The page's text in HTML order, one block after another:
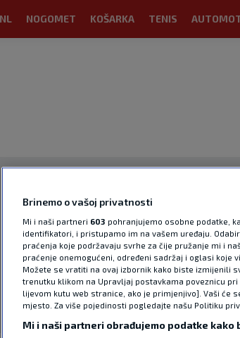
NOGOMET KOŠARKA TENIS
Brinemo o vašoj privatnosti
Mi i naši partneri 603 pohranjujemo osobne podatke,
identifikatori, i pristupamo im na vašem uređaju.
praćenja koje podržavaju svrhe za čije pružanje mi i
praćenje onemogućeni, određeni sadržaj i oglasi koje
Možete se vratiti na ovaj izbornik kako biste izmijenili
trenutku klikom na Upravljaj postavkama poveznicu
lijevom kutu web stranice, ako je primjenjivo]. Vaši će
mjesto. Za više pojedinosti pogledajte našu Politiku
Mi i naši partneri obrađujemo podatke kako